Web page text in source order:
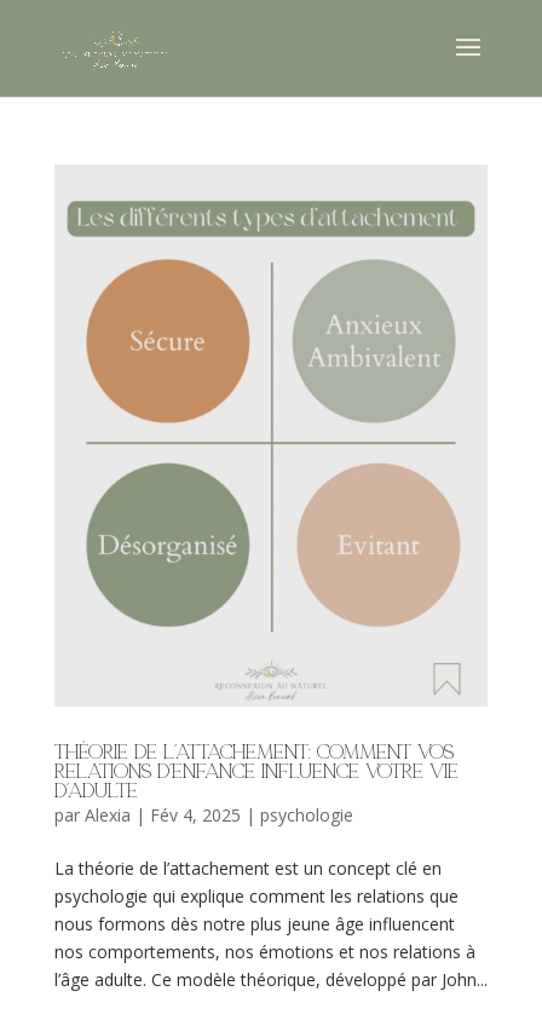
Théorie de l’attachement: comment vos
relations d’enfance influence votre vie
d’adulte
par Alexia | Fév 4, 2025 | psychologie
La théorie de l’attachement est un concept clé en
psychologie qui explique comment les relations que
nous formons dès notre plus jeune âge influencent
nos comportements, nos émotions et nos relations à
l’âge adulte. Ce modèle théorique, développé par John...